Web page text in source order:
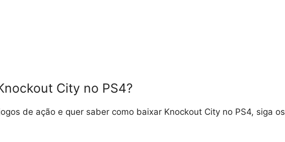
City no PS4?
de ação e quer saber como baixar Knockout City no PS4, siga os